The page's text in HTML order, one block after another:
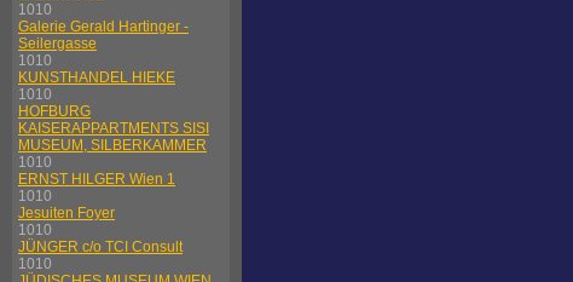
1010
Galerie Gerald Hartinger -
Seilergasse
1010
KUNSTHANDEL HIEKE
1010
HOFBURG
KAISERAPPARTMENTS SISI
MUSEUM, SILBERKAMMER
1010
ERNST HILGER Wien 1
1010
Jesuiten Foyer
1010
JÜNGER c/o TCI Consult
1010